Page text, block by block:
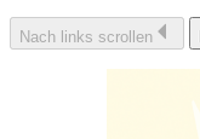
Nach links scrollen